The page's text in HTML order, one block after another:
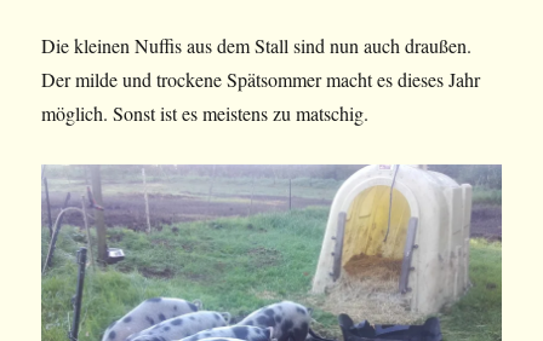
Die kleinen Nuffis aus dem Stall sind nun auch draußen.
Der milde und trockene Spätsommer macht es dieses Jahr
möglich. Sonst ist es meistens zu matschig.